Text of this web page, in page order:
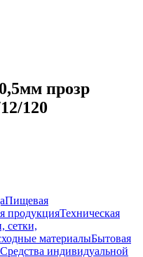
прозр
120
Пищевая
продукцияТехническая
сетки,
материалыБытовая
Средства индивидуальной